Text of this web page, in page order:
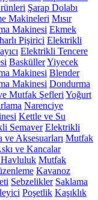
Şarap Dolabı
Makineleri Mısır
Makinesi Ekmek
Pişirici Elektrikli
Elektrikli Tencere
BasküllerYiyecek
Makinesi Blender
Makinesi Dondurma
Mutfak Şefleri Yoğurt
Narenciye
Kettle ve Su
Semaver Elektrikli
Aksesuarları Mutfak
ve Kancalar
Mutfak
Kavanoz
Sebzelikler Saklama
Poşetlik Kaşıklık